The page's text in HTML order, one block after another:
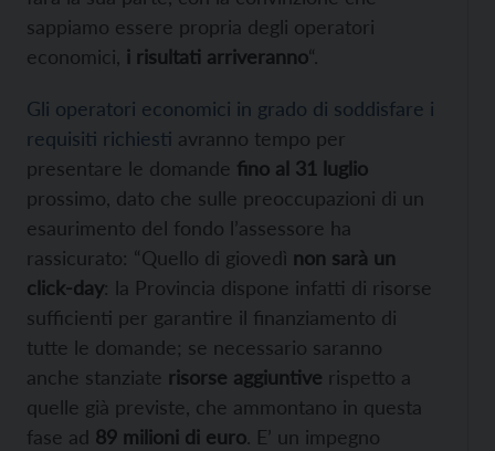
sappiamo essere propria degli operatori
economici, i risultati arriveranno“.
Gli operatori economici in grado di soddisfare i
requisiti richiesti avranno tempo per
presentare le domande fino al 31 luglio
prossimo, dato che sulle preoccupazioni di un
esaurimento del fondo l’assessore ha
rassicurato: “Quello di giovedì non sarà un
click-day: la Provincia dispone infatti di risorse
sufficienti per garantire il finanziamento di
tutte le domande; se necessario saranno
anche stanziate risorse aggiuntive rispetto a
quelle già previste, che ammontano in questa
fase ad 89 milioni di euro. E’ un impegno